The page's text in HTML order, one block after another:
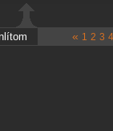
« 1 2 3 4